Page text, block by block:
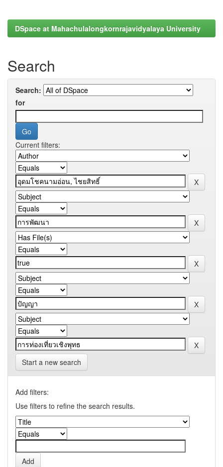
DSpace at Mahachulalongkornrajavidyalaya University
Search
Search:
for
Current filters:
Start a new search
Add filters:
Use filters to refine the search results.